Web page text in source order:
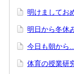
明けましてお
明日から冬休
今日も朝から…
体育の授業研